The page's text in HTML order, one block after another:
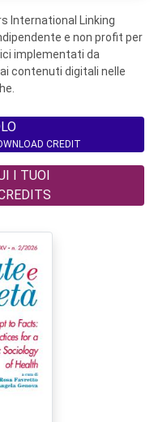
International Linking
e non profit per
implementati da
contenuti digitali nelle
CREDIT
I TUOI